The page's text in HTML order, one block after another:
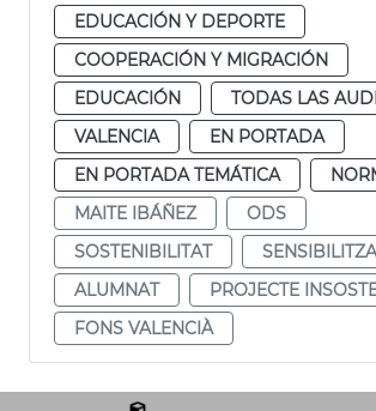
EDUCACIÓN Y DEPORTE
COOPERACIÓN Y MIGRACIÓN
EDUCACIÓN
TODAS LAS
VALENCIA
EN PORTADA
EN PORTADA TEMÁTICA
MAITE IBÁÑEZ
ODS
SOSTENIBILITAT
ALUMNAT
PROJECTE
FONS VALENCIÀ